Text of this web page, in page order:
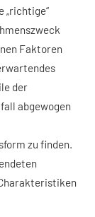
„richtige“
Faktoren
der
abgewogen
zu finden.